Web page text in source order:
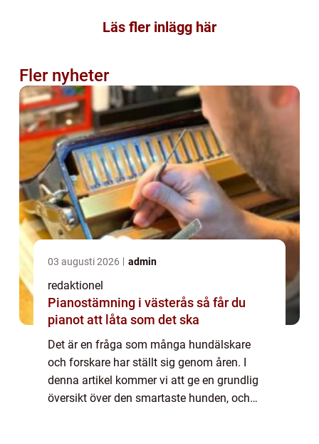
Läs fler inlägg här
Fler nyheter
03 augusti 2026 admin
redaktionel
Pianostämning i västerås så får du
pianot att låta som det ska
Det är en fråga som många hundälskare
och forskare har ställt sig genom åren. I
denna artikel kommer vi att ge en grundlig
översikt över den smartaste hunden, och